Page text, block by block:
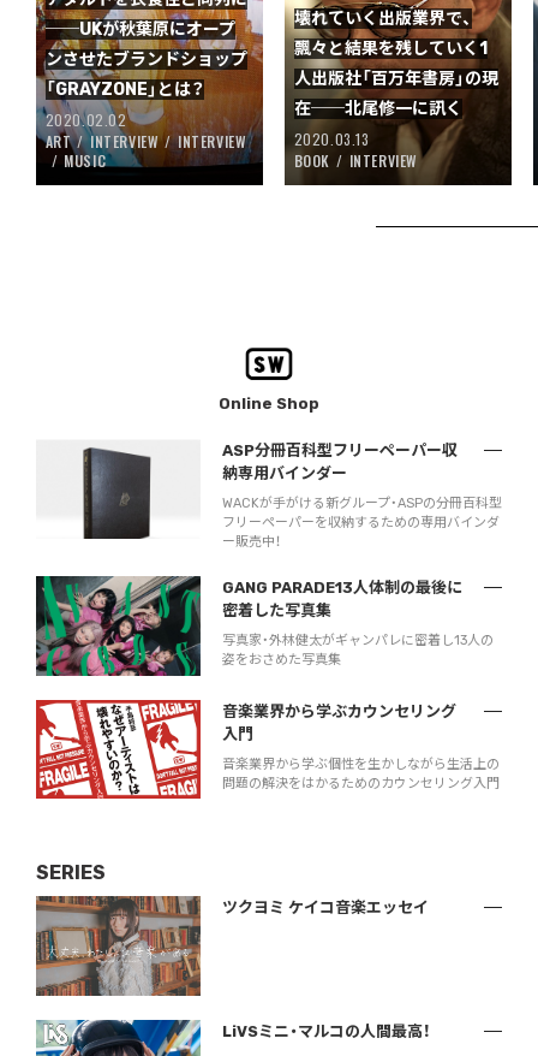
──UKが秋葉原にオープ
ンさせたブランドショップ
「GRAYZONE」とは？
2020.02.02
ART
INTERVIEW
INTERVIEW
MUSIC
壊れていく出版業界で、
飄々と結果を残していく1
人出版社「百万年書房」の現
在──北尾修一に訊く
2020.03.13
BOOK
INTERVIEW
Online Shop
ASP分冊百科型フリーペーパー収
納専用バインダー
WACKが手がける新グループ・ASPの分冊百科型
フリーペーパーを収納するための専用バインダ
ー販売中！
GANG PARADE13人体制の最後に
密着した写真集
写真家・外林健太がギャンパレに密着し13人の
姿をおさめた写真集
音楽業界から学ぶカウンセリング
入門
音楽業界から学ぶ個性を生かしながら生活上の
問題の解決をはかるためのカウンセリング入門
SERIES
ツクヨミ ケイコ音楽エッセイ
LiVSミニ・マルコの人間最高！